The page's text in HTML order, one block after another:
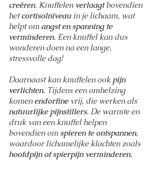
creëren. Knuffelen verlaagt bovendien
het cortisolniveau in je lichaam, wat
helpt om angst en spanning te
verminderen. Een knuffel kan dus
wonderen doen na een lange,
stressvolle dag!
Daarnaast kan knuffelen ook pijn
verlichten. Tijdens een omhelzing
komen endorfine vrij, die werken als
natuurlijke pijnstillers. De warmte en
druk van een knuffel helpen
bovendien om spieren te ontspannen,
waardoor lichamelijke klachten zoals
hoofdpijn of spierpijn verminderen.